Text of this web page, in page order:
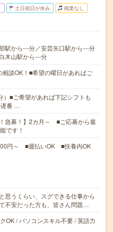
土日祝日が休み 残業なし
駅から---分／安芸矢口駅から---分
木山駅から---分
談OK！■希望の曜日があればご
■ご希望があれば下記シフトも
遅番 …
！急募！】2カ月～ ■ご応募から最
です！
円～ ■週払いOK ■扶養内OK
思うくらい、スグできる仕事から
不安だった方も、皆さん問題…
OK / パソコンスキル不要 / 英語力